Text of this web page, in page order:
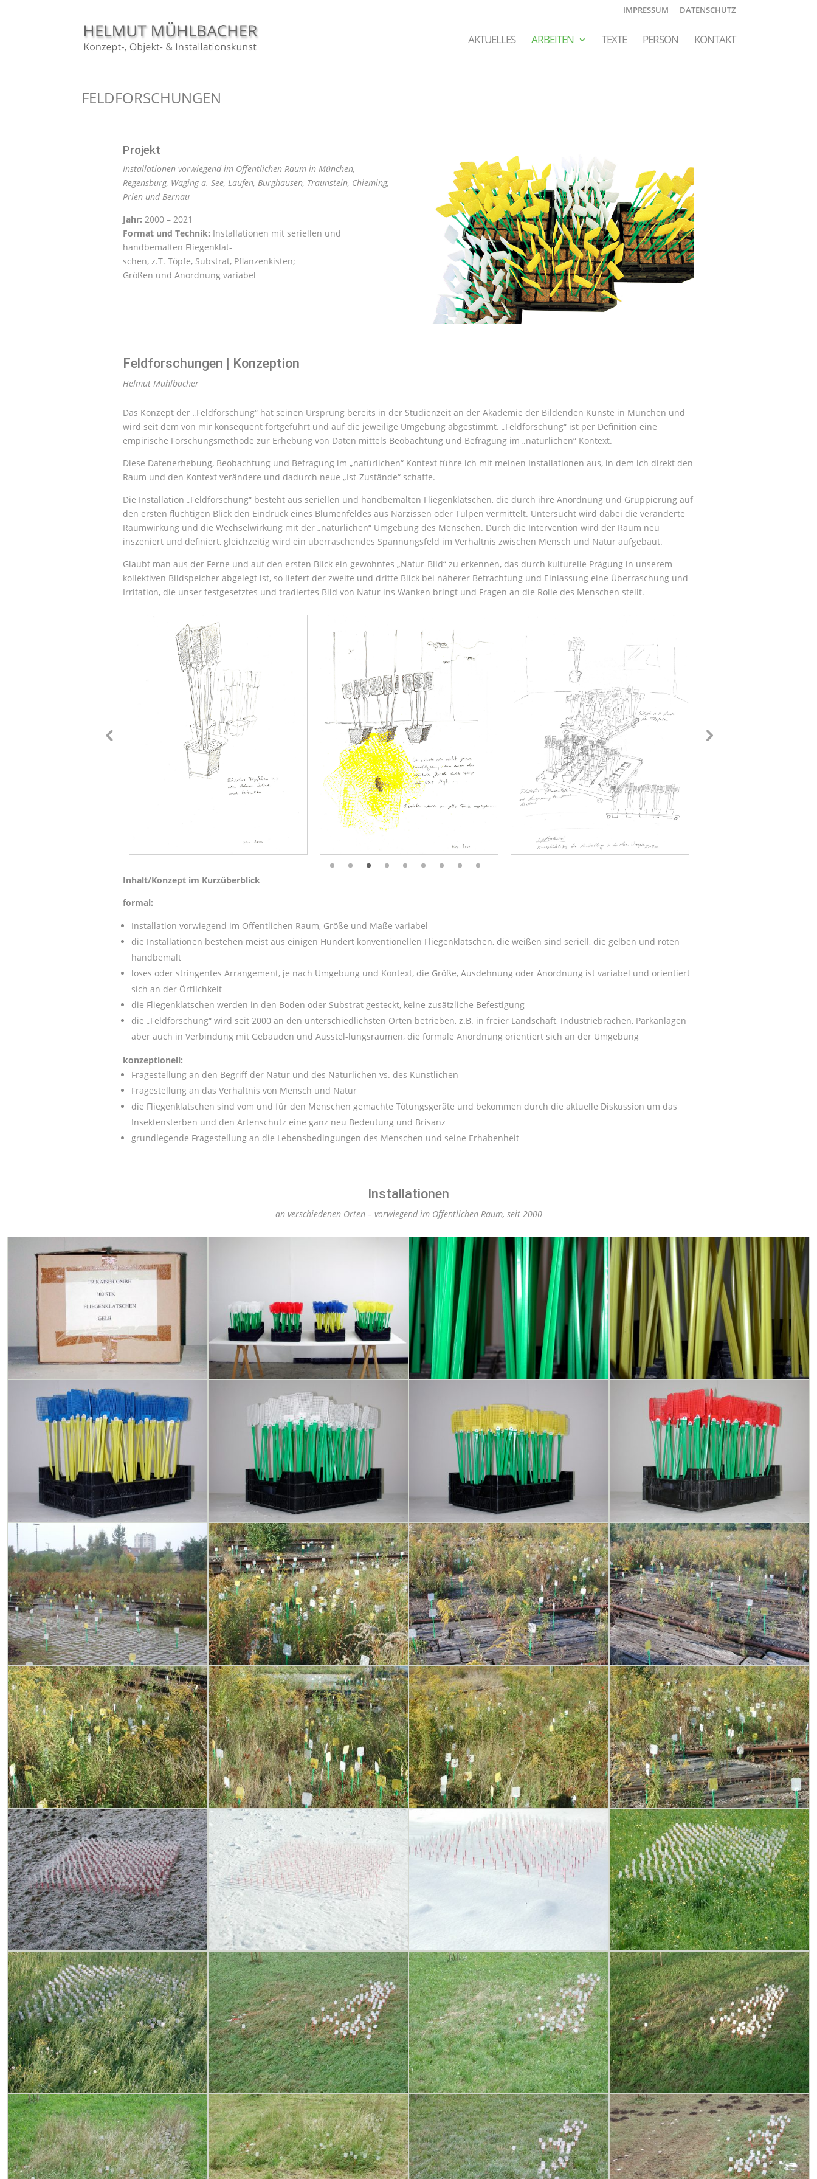
IMPRESSUM DATENSCHUTZ
AKTUELLES ARBEITEN TEXTE PERSON KONTAKT
FELDFORSCHUNGEN
Projekt
Installationen vorwiegend im Öffentlichen Raum in München,
Regensburg, Waging a. See, Laufen, Burghausen, Traunstein, Chieming,
Prien und Bernau
Jahr: 2000 – 2021
Format und Technik: Installationen mit seriellen und
handbemalten Fliegenklat-
schen, z.T. Töpfe, Substrat, Pflanzenkisten;
Größen und Anordnung variabel
Feldforschungen | Konzeption
Helmut Mühlbacher
Das Konzept der „Feldforschung“ hat seinen Ursprung bereits in der Studienzeit an der Akademie der Bildenden Künste in München und
wird seit dem von mir konsequent fortgeführt und auf die jeweilige Umgebung abgestimmt. „Feldforschung“ ist per Definition eine
empirische Forschungsmethode zur Erhebung von Daten mittels Beobachtung und Befragung im „natürlichen“ Kontext.
Diese Datenerhebung, Beobachtung und Befragung im „natürlichen“ Kontext führe ich mit meinen Installationen aus, in dem ich direkt den
Raum und den Kontext verändere und dadurch neue „Ist-Zustände“ schaffe.
Die Installation „Feldforschung“ besteht aus seriellen und handbemalten Fliegenklatschen, die durch ihre Anordnung und Gruppierung auf
den ersten flüchtigen Blick den Eindruck eines Blumenfeldes aus Narzissen oder Tulpen vermittelt. Untersucht wird dabei die veränderte
Raumwirkung und die Wechselwirkung mit der „natürlichen“ Umgebung des Menschen. Durch die Intervention wird der Raum neu
inszeniert und definiert, gleichzeitig wird ein überraschendes Spannungsfeld im Verhältnis zwischen Mensch und Natur aufgebaut.
Glaubt man aus der Ferne und auf den ersten Blick ein gewohntes „Natur-Bild“ zu erkennen, das durch kulturelle Prägung in unserem
kollektiven Bildspeicher abgelegt ist, so liefert der zweite und dritte Blick bei näherer Betrachtung und Einlassung eine Überraschung und
Irritation, die unser festgesetztes und tradiertes Bild von Natur ins Wanken bringt und Fragen an die Rolle des Menschen stellt.
Inhalt/Konzept im Kurzüberblick
formal:
Installation vorwiegend im Öffentlichen Raum, Größe und Maße variabel
die Installationen bestehen meist aus einigen Hundert konventionellen Fliegenklatschen, die weißen sind seriell, die gelben und roten
handbemalt
loses oder stringentes Arrangement, je nach Umgebung und Kontext, die Größe, Ausdehnung oder Anordnung ist variabel und orientiert
sich an der Örtlichkeit
die Fliegenklatschen werden in den Boden oder Substrat gesteckt, keine zusätzliche Befestigung
die „Feldforschung“ wird seit 2000 an den unterschiedlichsten Orten betrieben, z.B. in freier Landschaft, Industriebrachen, Parkanlagen
aber auch in Verbindung mit Gebäuden und Ausstel-lungsräumen, die formale Anordnung orientiert sich an der Umgebung
konzeptionell:
Fragestellung an den Begriff der Natur und des Natürlichen vs. des Künstlichen
Fragestellung an das Verhältnis von Mensch und Natur
die Fliegenklatschen sind vom und für den Menschen gemachte Tötungsgeräte und bekommen durch die aktuelle Diskussion um das
Insektensterben und den Artenschutz eine ganz neu Bedeutung und Brisanz
grundlegende Fragestellung an die Lebensbedingungen des Menschen und seine Erhabenheit
Installationen
an verschiedenen Orten – vorwiegend im Öffentlichen Raum, seit 2000